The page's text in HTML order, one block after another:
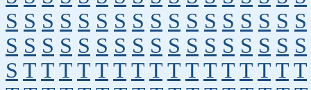
S S S S S S S S S S S S S S S S S
S S S S S S S S S S S S S S S S S
S T T T T T T T T T T T T T T T T